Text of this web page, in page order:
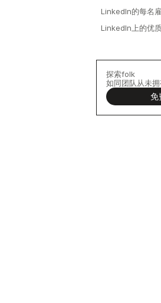
LinkedIn的每名
LinkedIn上的优
探索folk
如同团队从未
免